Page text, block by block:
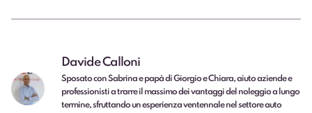
Davide Calloni
Sposato con Sabrina e papà di Giorgio e Chiara, aiuto aziende e
professionisti a trarre il massimo dei vantaggi del noleggio a lungo
termine, sfruttando un esperienza ventennale nel settore auto